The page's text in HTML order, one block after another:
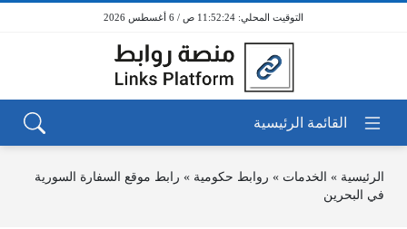
11:52:24 ص / 6 أغسطس 2026
الرئيسية » الخدمات » روابط حكومية » رابط موقع السفارة السورية
في البحرين